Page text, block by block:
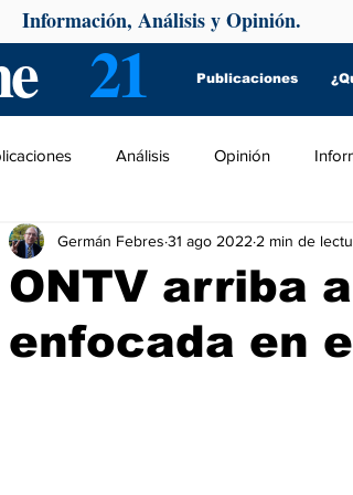
21 Publicaciones
Información, Análisis y Opinión.
Análisis Opinión
ONTV arriba
enfocada en
Germán Febres 31 ago 2022 2 min de